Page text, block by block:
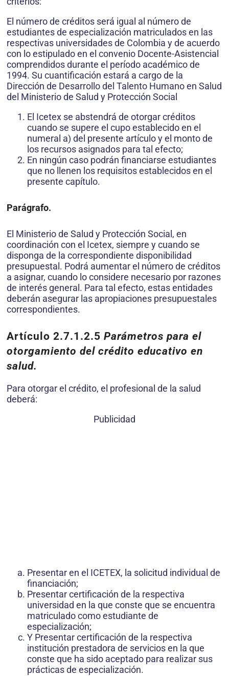
El número de créditos será igual al número de
estudiantes de especialización matriculados en las
respectivas universidades de Colombia y de acuerdo
con lo estipulado en el convenio Docente-Asistencial
comprendidos durante el período académico de
1994. Su cuantificación estará a cargo de la
Dirección de Desarrollo del Talento Humano en Salud
del Ministerio de Salud y Protección Social
El Icetex se abstendrá de otorgar créditos
cuando se supere el cupo establecido en el
numeral a) del presente artículo y el monto de
los recursos asignados para tal efecto;
En ningún caso podrán financiarse estudiantes
que no llenen los requisitos establecidos en el
presente capítulo.
Parágrafo.
El Ministerio de Salud y Protección Social, en
coordinación con el Icetex, siempre y cuando se
disponga de la correspondiente disponibilidad
presupuestal. Podrá aumentar el número de créditos
a asignar, cuando lo considere necesario por razones
de interés general. Para tal efecto, estas entidades
deberán asegurar las apropiaciones presupuestales
correspondientes.
Artículo 2.7.1.2.5 Parámetros para el
otorgamiento del crédito educativo en
salud.
Para otorgar el crédito, el profesional de la salud
deberá:
Publicidad
Presentar en el ICETEX, la solicitud individual de
financiación;
Presentar certificación de la respectiva
universidad en la que conste que se encuentra
matriculado como estudiante de
especialización;
Y Presentar certificación de la respectiva
institución prestadora de servicios en la que
conste que ha sido aceptado para realizar sus
prácticas de especialización.